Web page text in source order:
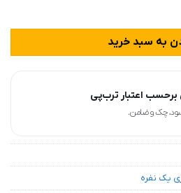
به سبد خرید
اعتبار ترب‌پی
یک نفره